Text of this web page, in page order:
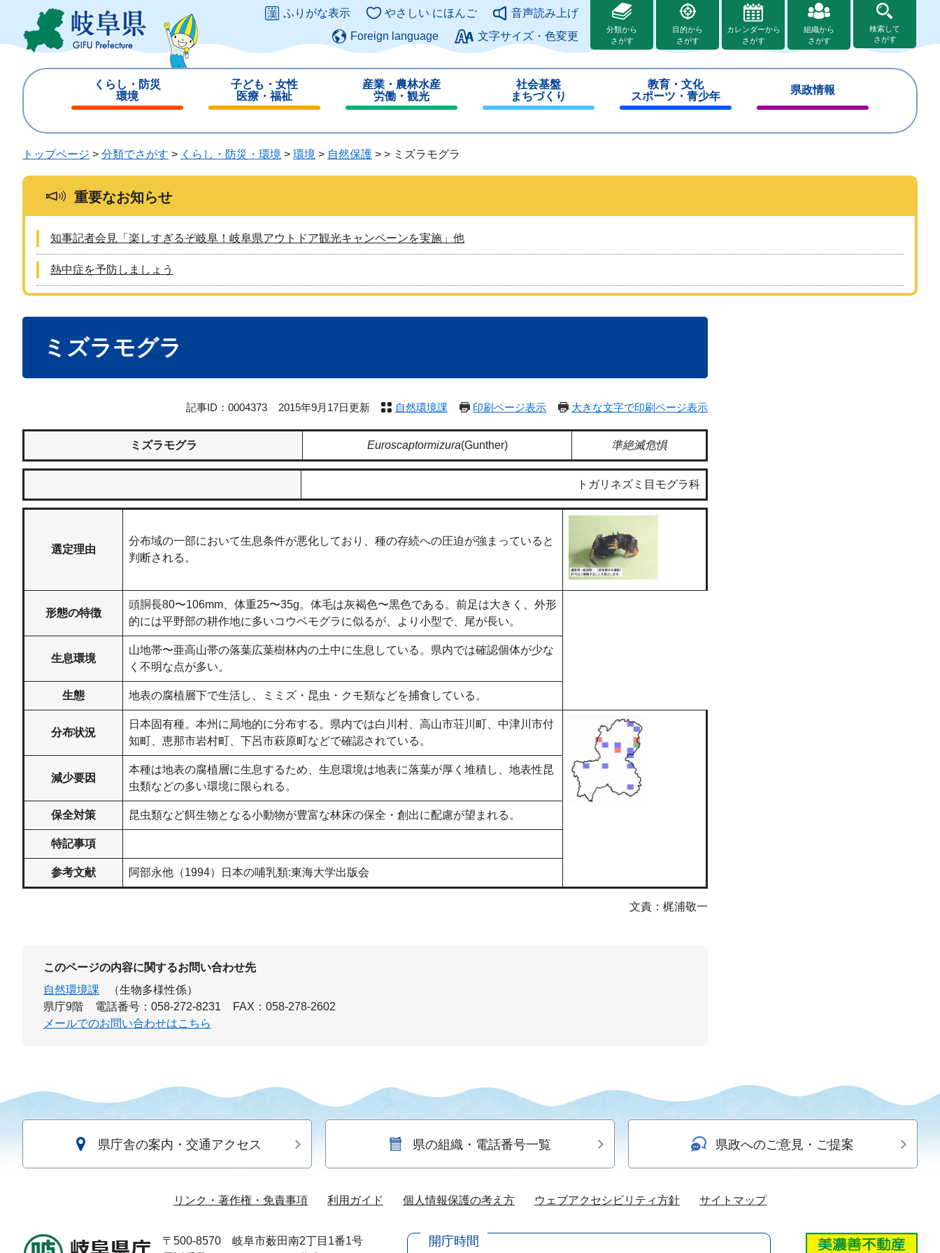
ジ
ュ
このページの本文へ
ふりがな表示 やさしい にほんご
音声読み上げ
Foreign language
文字サイズ・色変更
分類から
さがす
目的から
さがす
カレンダーから
さがす
組織から
さがす
検索して
さがす
くらし・防災
環境
じ
子ども・女性
医療・福祉
じ
産業・農林水産
労働・観光
じ
る
社会基盤
まちづくり
じ
教育・文化
スポーツ・青少年
じ
県政情報
じ
トップページ > 分類でさがす > くらし・防災・環境 > 環境 > 自然保護 > > ミズラモグラ
重要なお知らせ
知事記者会見「楽しすぎるぞ岐阜！岐阜県アウトドア観光キャンペーンを実施」他
熱中症を予防しましょう
ミズラモグラ
記事ID：0004373 2015年9月17日更新 自然環境課 印刷ページ表示 大きな文字で印刷ページ表示
ミズラモグラ Euroscaptormizura(Gunther) 準絶滅危惧
トガリネズミ目モグラ科
選定理由
分布域の一部において生息条件が悪化しており、種の存続への圧迫が強まっていると
判断される。
形態の特徴
頭胴長80〜106mm、体重25〜35g。体毛は灰褐色〜黒色である。前足は大きく、外形
的には平野部の耕作地に多いコウベモグラに似るが、より小型で、尾が長い。
生息環境
山地帯〜亜高山帯の落葉広葉樹林内の土中に生息している。県内では確認個体が少な
く不明な点が多い。
生態 地表の腐植層下で生活し、ミミズ・昆虫・クモ類などを捕食している。
分布状況
日本固有種。本州に局地的に分布する。県内では白川村、高山市荘川町、中津川市付
知町、恵那市岩村町、下呂市萩原町などで確認されている。
減少要因
本種は地表の腐植層に生息するため、生息環境は地表に落葉が厚く堆積し、地表性昆
虫類などの多い環境に限られる。
保全対策 昆虫類など餌生物となる小動物が豊富な林床の保全・創出に配慮が望まれる。
特記事項
参考文献 阿部永他（1994）日本の哺乳類:東海大学出版会
文責：梶浦敬一
このページの内容に関するお問い合わせ先
自然環境課
（生物多様性係）
県庁9階
電話番号：058-272-8231
FAX：058-278-2602
メールでのお問い合わせはこちら
県庁舎の案内・交通アクセス 県の組織・電話番号一覧 県政へのご意見・ご提案
リンク・著作権・免責事項 利用ガイド 個人情報保護の考え方 ウェブアクセシビリティ方針 サイトマップ
〒500-8570
岐阜市薮田南2丁目1番1号
開庁時間